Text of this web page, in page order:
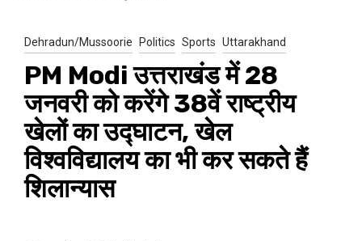
Dehradun/Mussoorie Politics Sports Uttarakhand
PM Modi उत्तराखंड में 28
जनवरी को करेंगे 38वें राष्ट्रीय
खेलों का उद्घाटन, खेल
विश्वविद्यालय का भी कर सकते हैं
शिलान्यास